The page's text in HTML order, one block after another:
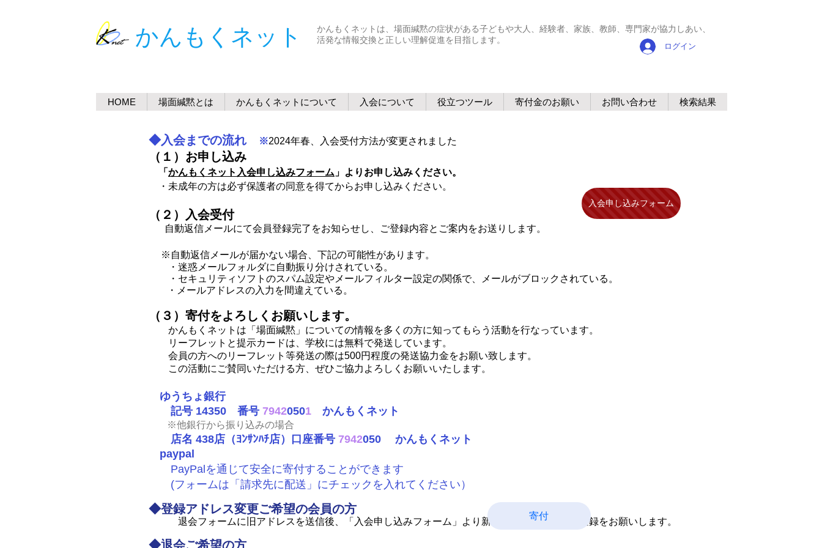
​かんもくネット
かんもくネットは、場面緘黙の症状がある子どもや大人、経験者、家族、教師、専門家が協力しあい、
活発な情報交換と正しい理解促進を目指します。
ログイン
HOME 場面緘黙とは かんもくネットについて 入会について 役立つツール 寄付金のお願い お問い合わせ 検索結果
◆入会までの流れ ※2024年春、入会受付方法が変更されました
（１）お申し込み
「 かんもくネット入会申し込みフォーム 」よりお申し込みください。
・未成年の方は必ず保護者の同意を得てからお申し込みください。
（２）入会受付
自動返信メールにて会員登録完了をお知らせし、ご登録内容とご案内をお送りします。
※自動返信メールが届かない場合、下記の可能性があります。
・迷惑メールフォルダに自動振り分けされている。
・セキュリティソフトのスパム設定やメールフィルター設定の関係で、メールがブロックされている。
・メールアドレスの入力を間違えている。
（３）寄付をよろしくお願いします。
かんもくネットは「場面緘黙」についての情報を多くの方に知ってもらう活動を行なっています。
リーフレットと提示カードは、学校には無料で発送しています。
会員の方へのリーフレット等発送の際は500円程度の発送協力金をお願い致します。
この活動にご賛同いただける方、ぜひご協力よろしくお願いいたします。
ゆうちょ銀行
記号 14350 番号 79420501 かんもくネット
※他銀行から振り込みの場合
店名 438店（ﾖﾝｻﾝﾊﾁ店）口座番号 7942050 かんもくネット
paypal
PayPalを通じて安全に寄付することができます
(フォームは「請求先に配送」にチェックを入れてください）
◆登録アドレス変更ご希望の会員の方
退会フォームに旧アドレスを送信後、「入会申し込みフォーム」より新しいアドレスで入会登録をお願いします。
◆退会ご希望の方
入会申し込みフォーム
寄付